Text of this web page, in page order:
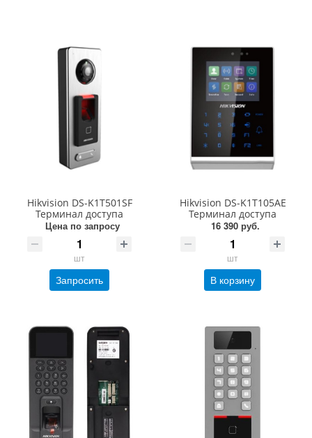
Hikvision DS-K1T501SF
Терминал доступа
Цена по запросу
шт
Запросить
Hikvision DS-K1T105AE
Терминал доступа
16 390 руб.
шт
В корзину